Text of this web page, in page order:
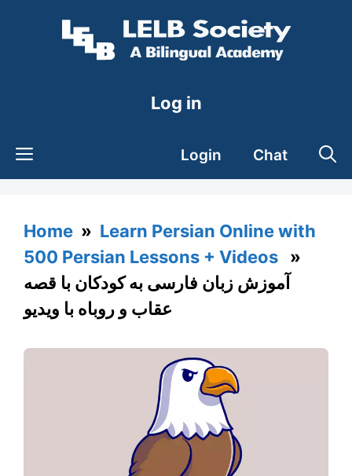
Log in
Login Chat
Home » Learn Persian Online with
500 Persian Lessons + Videos »
آموزش زبان فارسی به کودکان با قصه
عقاب و روباه با ویدیو